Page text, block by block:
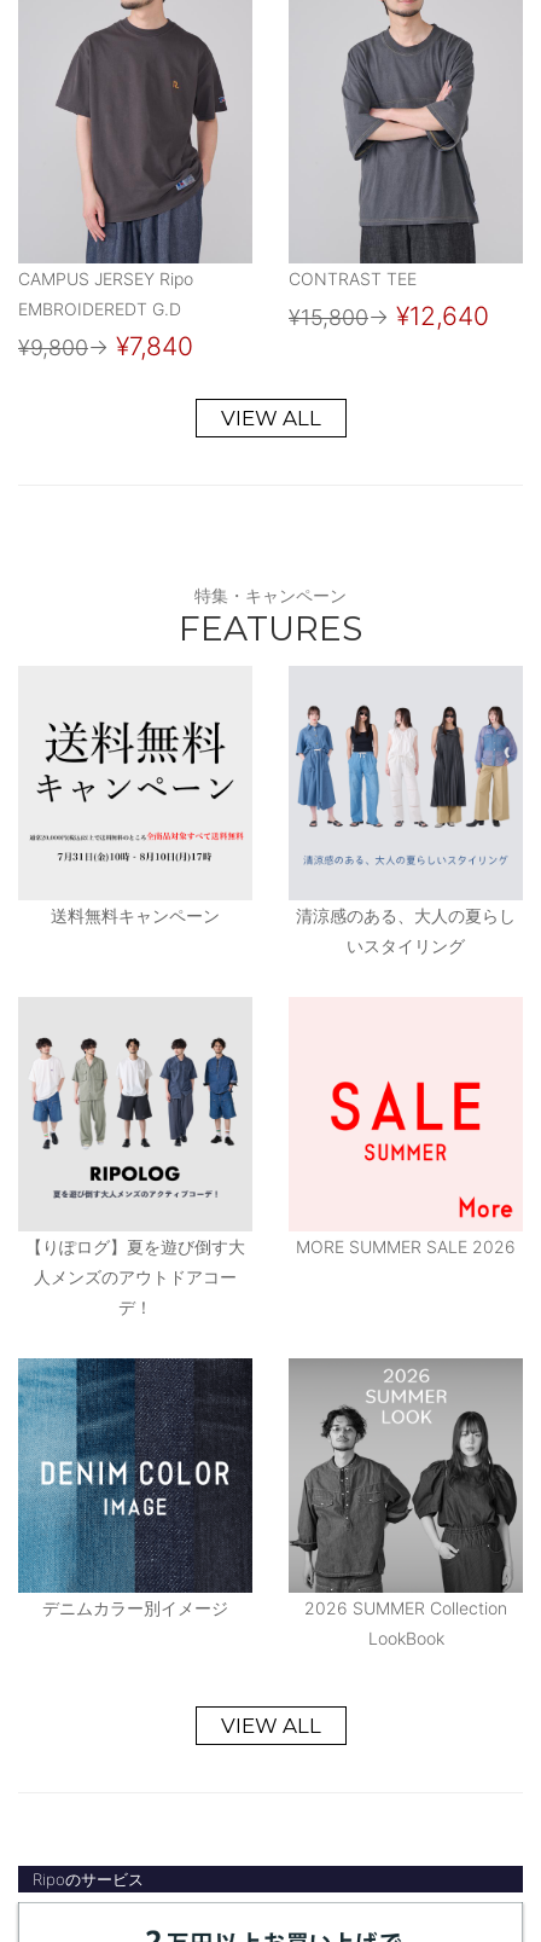
CAMPUS JERSEY Ripo
EMBROIDEREDT G.D
¥9,800→ ¥7,840
CONTRAST TEE
¥15,800→ ¥12,640
VIEW ALL
特集・キャンペーン
FEATURES
送料無料キャンペーン
清涼感のある、大人の夏らし
いスタイリング
【りぽログ】夏を遊び倒す大
人メンズのアウトドアコー
デ！
MORE SUMMER SALE 2026
デニムカラー別イメージ
2026 SUMMER Collection
LookBook
VIEW ALL
Ripoのサービス